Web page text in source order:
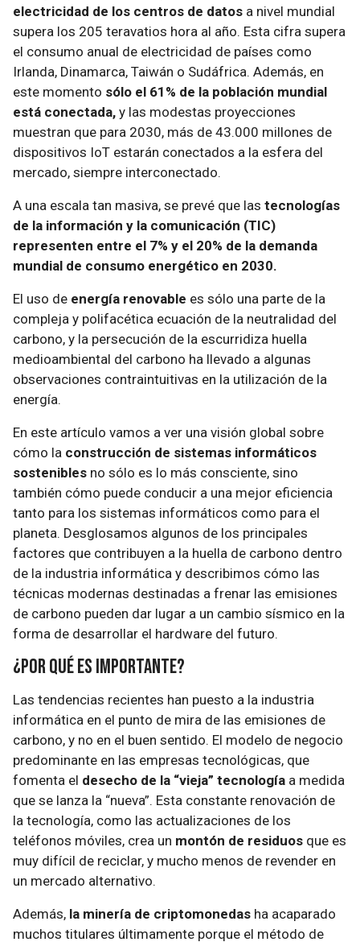
electricidad de los centros de datos a nivel mundial
supera los 205 teravatios hora al año. Esta cifra supera
el consumo anual de electricidad de países como
Irlanda, Dinamarca, Taiwán o Sudáfrica. Además, en
este momento sólo el 61% de la población mundial
está conectada, y las modestas proyecciones
muestran que para 2030, más de 43.000 millones de
dispositivos IoT estarán conectados a la esfera del
mercado, siempre interconectado.
A una escala tan masiva, se prevé que las tecnologías
de la información y la comunicación (TIC)
representen entre el 7% y el 20% de la demanda
mundial de consumo energético en 2030.
El uso de energía renovable es sólo una parte de la
compleja y polifacética ecuación de la neutralidad del
carbono, y la persecución de la escurridiza huella
medioambiental del carbono ha llevado a algunas
observaciones contraintuitivas en la utilización de la
energía.
En este artículo vamos a ver una visión global sobre
cómo la construcción de sistemas informáticos
sostenibles no sólo es lo más consciente, sino
también cómo puede conducir a una mejor eficiencia
tanto para los sistemas informáticos como para el
planeta. Desglosamos algunos de los principales
factores que contribuyen a la huella de carbono dentro
de la industria informática y describimos cómo las
técnicas modernas destinadas a frenar las emisiones
de carbono pueden dar lugar a un cambio sísmico en la
forma de desarrollar el hardware del futuro.
¿Por qué es importante?
Las tendencias recientes han puesto a la industria
informática en el punto de mira de las emisiones de
carbono, y no en el buen sentido. El modelo de negocio
predominante en las empresas tecnológicas, que
fomenta el desecho de la “vieja” tecnología a medida
que se lanza la “nueva”. Esta constante renovación de
la tecnología, como las actualizaciones de los
teléfonos móviles, crea un montón de residuos que es
muy difícil de reciclar, y mucho menos de revender en
un mercado alternativo.
Además, la minería de criptomonedas ha acaparado
muchos titulares últimamente porque el método de